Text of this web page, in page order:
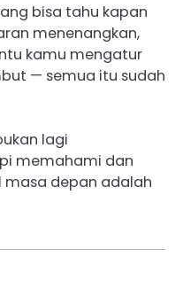
bisa tahu kapan
menenangkan,
kamu mengatur
— semua itu sudah
lagi
memahami dan
masa depan adalah